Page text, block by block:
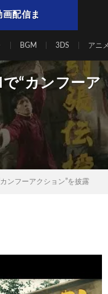
配信ま
BGM 3DS アニ
“カンフーア
ンフーアクション”を披露